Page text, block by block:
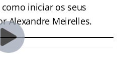
iniciar os seus
Alexandre Meirelles.